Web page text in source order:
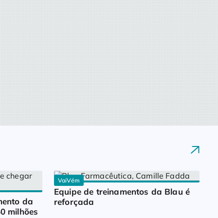
da
milhões
VaiVém
Equipe de treinamentos da Blau é
reforçada